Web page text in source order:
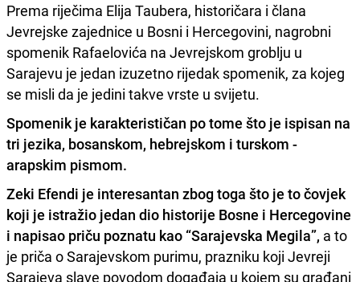
Prema riječima Elija Taubera, historičara i člana
Jevrejske zajednice u Bosni i Hercegovini, nagrobni
spomenik Rafaelovića na Jevrejskom groblju u
Sarajevu je jedan izuzetno rijedak spomenik, za kojeg
se misli da je jedini takve vrste u svijetu.
Spomenik je karakterističan po tome što je ispisan na
tri jezika, bosanskom, hebrejskom i turskom -
arapskim pismom.
Zeki Efendi je interesantan zbog toga što je to čovjek
koji je istražio jedan dio historije Bosne i Hercegovine
i napisao priču poznatu kao “Sarajevska Megila”, a to
je priča o Sarajevskom purimu, prazniku koji Jevreji
Sarajeva slave povodom događaja u kojem su građani